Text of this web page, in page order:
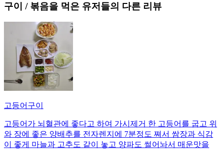
구이 / 볶음을 먹은 유저들의 다른 리뷰
고등어구이
고등어가 뇌혈관에 좋다고 하여 가시제거 한 고등어를 굽고 위
와 장에 좋은 양배추를 전자렌지에 7분정도 쪄서 쌈장과 식감
이 좋게 마늘과 고추도 같이 놓고 양파도 썰어놔서 매운맛을